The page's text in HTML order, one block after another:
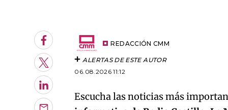
Facebook
Twitter
LinkedIn
REDACCIÓN CMM
ALERTAS DE ESTE AUTOR
06.08.2026 11:12
Escucha las noticias más